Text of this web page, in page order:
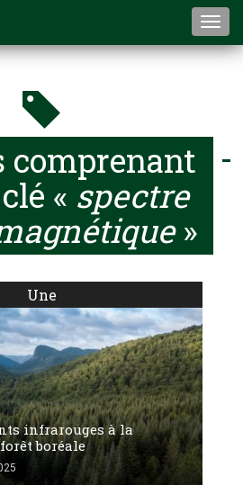
comprenant
« spectre
»
Une
infrarouges à la
boréale